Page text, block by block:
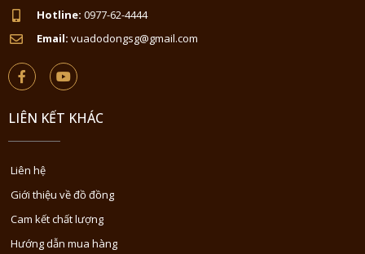
Hotline: 0977-62-4444
Email: vuadodongsg@gmail.com
LIÊN KẾT KHÁC
Liên hệ
Giới thiệu về đồ đồng
Cam kết chất lượng
Hướng dẫn mua hàng